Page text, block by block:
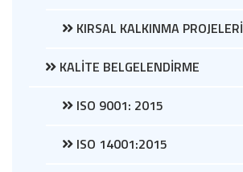
KIRSAL KALKINMA PROJELERİ
KALİTE BELGELENDİRME
ISO 9001: 2015
ISO 14001:2015